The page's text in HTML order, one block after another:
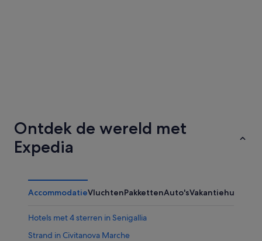
Ontdek de wereld met
Expedia
AccommodatieVluchtenPakkettenAuto'sVakantiehuizen
Hotels met 4 sterren in Senigallia
Strand in Civitanova Marche